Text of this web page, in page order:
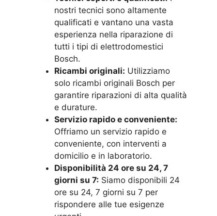
nostri tecnici sono altamente
qualificati e vantano una vasta
esperienza nella riparazione di
tutti i tipi di elettrodomestici
Bosch.
Ricambi originali: Utilizziamo
solo ricambi originali Bosch per
garantire riparazioni di alta qualità
e durature.
Servizio rapido e conveniente:
Offriamo un servizio rapido e
conveniente, con interventi a
domicilio e in laboratorio.
Disponibilità 24 ore su 24, 7
giorni su 7: Siamo disponibili 24
ore su 24, 7 giorni su 7 per
rispondere alle tue esigenze